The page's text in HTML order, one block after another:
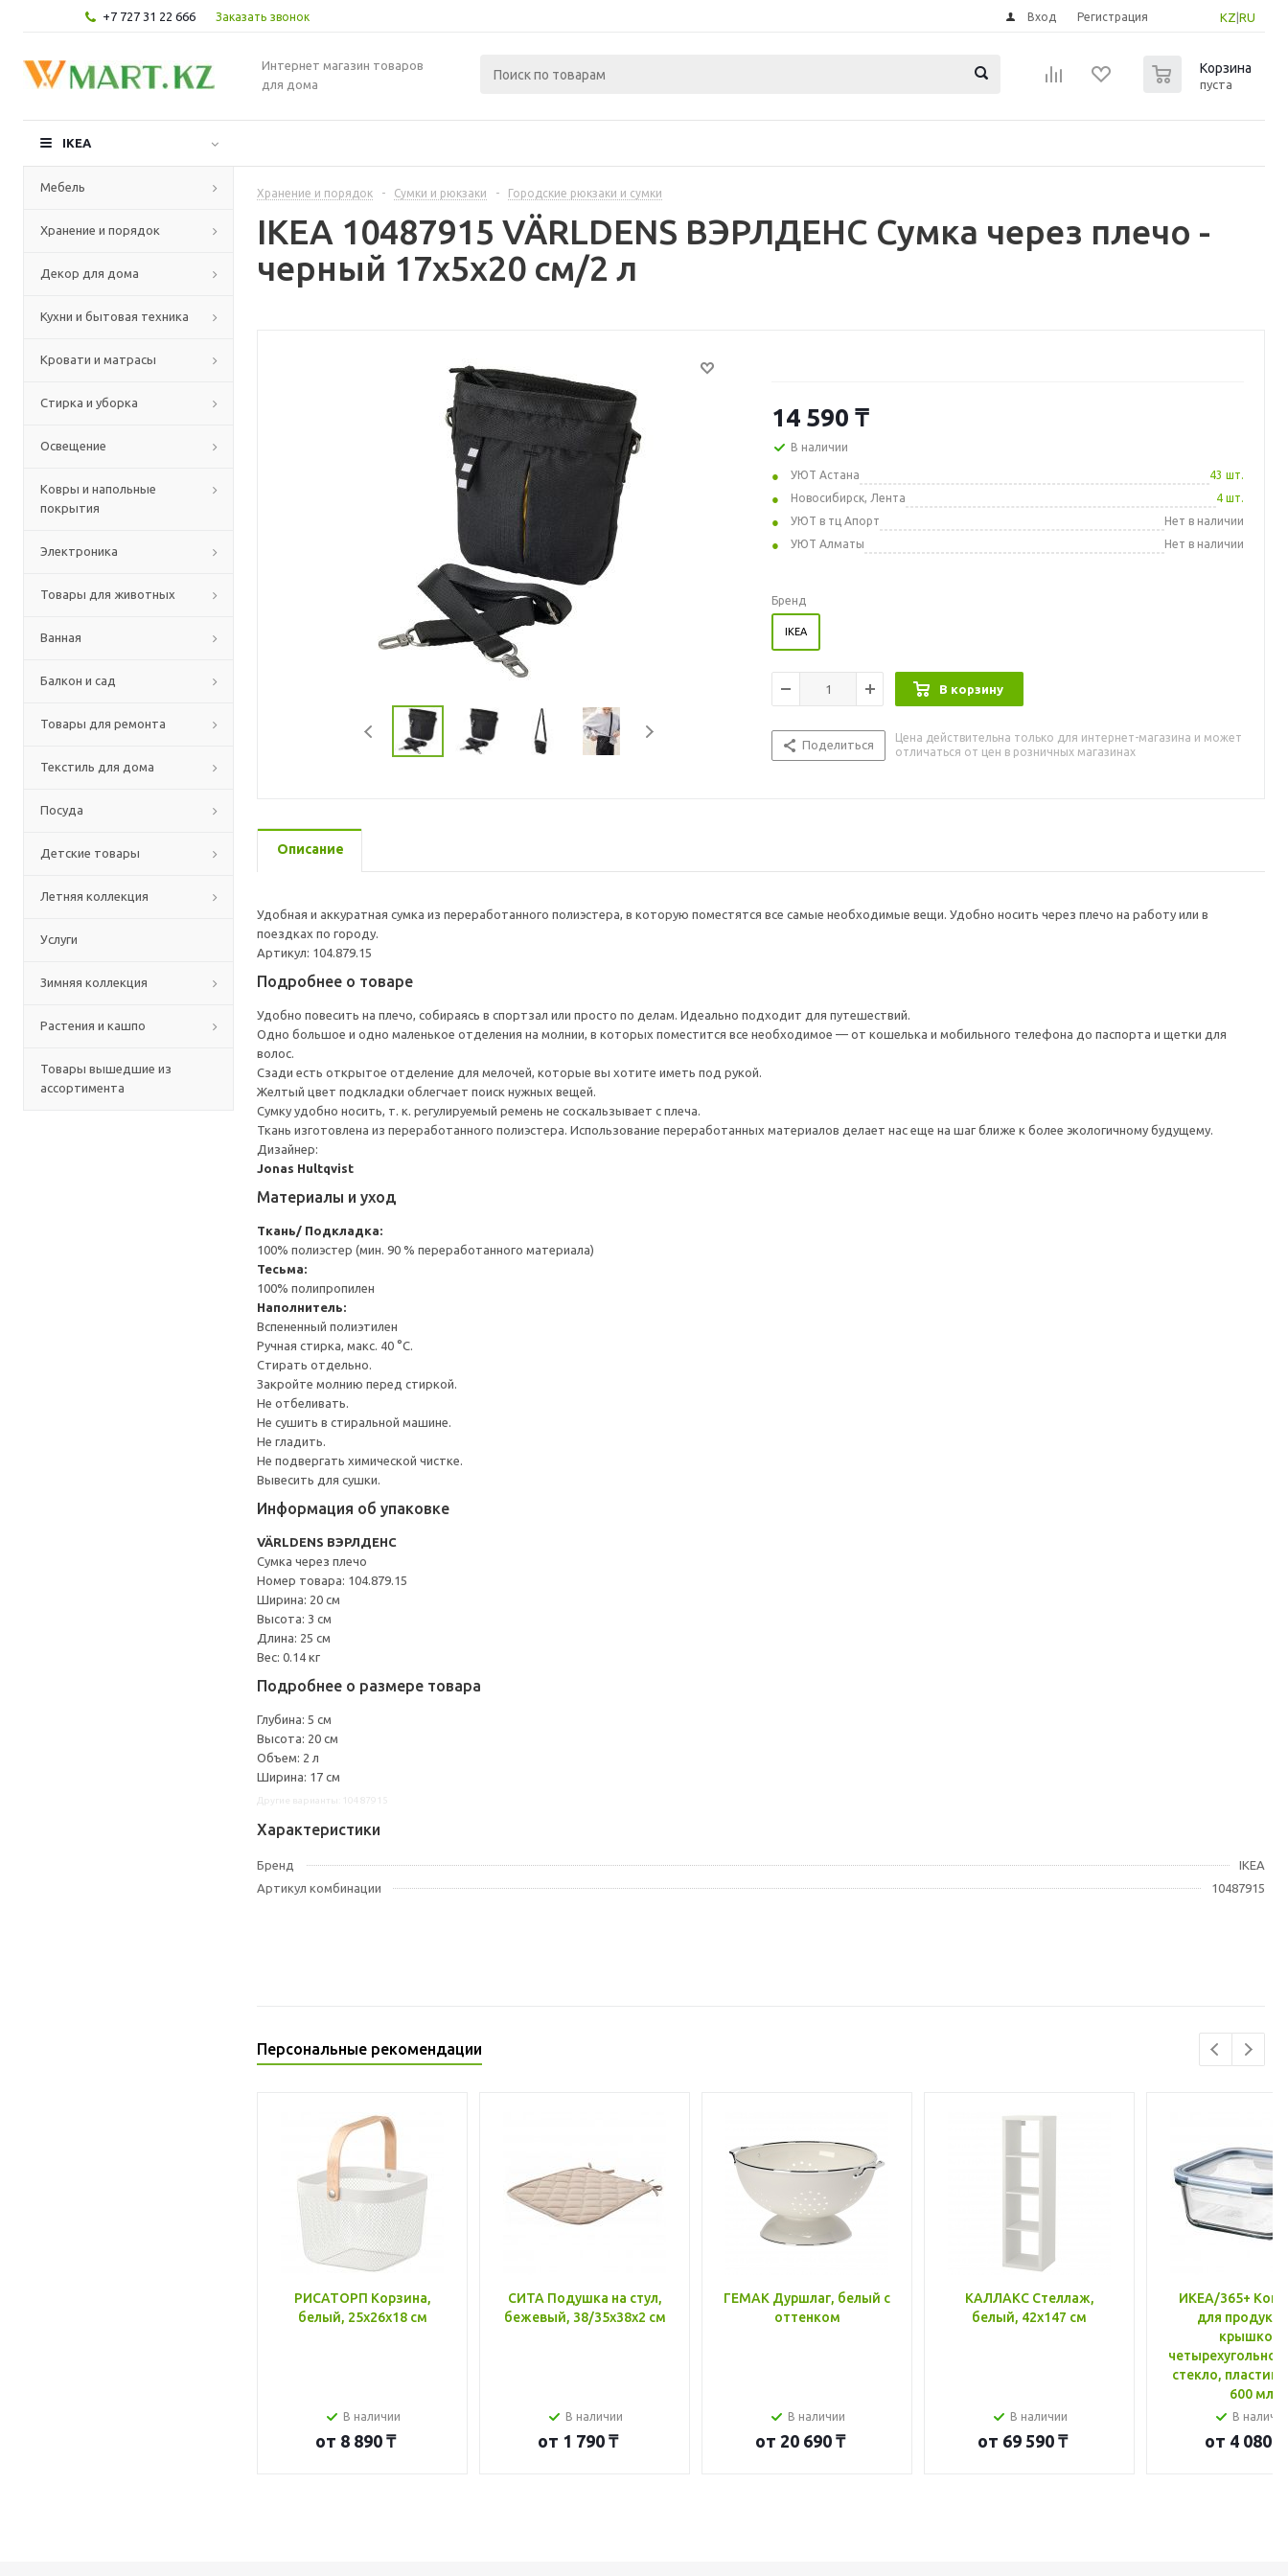
+7 727 31 22 666 Заказать звонок KZ RU
Вход Регистрация
Интернет магазин товаров
для дома
Корзина
пуста
IKEA
Мебель
Хранение и порядок
Декор для дома
Кухни и бытовая техника
Кровати и матрасы
Стирка и уборка
Освещение
Ковры и напольные
покрытия
Электроника
Товары для животных
Ванная
Балкон и сад
Товары для ремонта
Текстиль для дома
Посуда
Детские товары
Летняя коллекция
Услуги
Зимняя коллекция
Растения и кашпо
Товары вышедшие из
ассортимента
Хранение и порядок - Сумки и рюкзаки - Городские рюкзаки и сумки
IKEA 10487915 VÄRLDENS ВЭРЛДЕНС Сумка через плечо -
черный 17x5x20 см/2 л
14 590 ₸
В наличии
УЮТ Астана
43 шт.
Новосибирск, Лента
4 шт.
УЮТ в тц Апорт
Нет в наличии
УЮТ Алматы
Нет в наличии
Бренд
IKEA
В корзину
Поделиться
Цена действительна только для интернет-магазина и может
отличаться от цен в розничных магазинах
Описание
Удобная и аккуратная сумка из переработанного полиэстера, в которую поместятся все самые необходимые вещи. Удобно носить через плечо на работу или в
поездках по городу.
Артикул: 104.879.15
Подробнее о товаре
Удобно повесить на плечо, собираясь в спортзал или просто по делам. Идеально подходит для путешествий.
Одно большое и одно маленькое отделения на молнии, в которых поместится все необходимое — от кошелька и мобильного телефона до паспорта и щетки для
волос.
Сзади есть открытое отделение для мелочей, которые вы хотите иметь под рукой.
Желтый цвет подкладки облегчает поиск нужных вещей.
Сумку удобно носить, т. к. регулируемый ремень не соскальзывает с плеча.
Ткань изготовлена из переработанного полиэстера. Использование переработанных материалов делает нас еще на шаг ближе к более экологичному будущему.
Дизайнер:
Jonas Hultqvist
Материалы и уход
Ткань/ Подкладка:
100% полиэстер (мин. 90 % переработанного материала)
Тесьма:
100% полипропилен
Наполнитель:
Вспененный полиэтилен
Ручная стирка, макс. 40 °C.
Стирать отдельно.
Закройте молнию перед стиркой.
Не отбеливать.
Не сушить в стиральной машине.
Не гладить.
Не подвергать химической чистке.
Вывесить для сушки.
Информация об упаковке
VÄRLDENS ВЭРЛДЕНС
Сумка через плечо
Номер товара: 104.879.15
Ширина: 20 см
Высота: 3 см
Длина: 25 см
Вес: 0.14 кг
Подробнее о размере товара
Глубина: 5 см
Высота: 20 см
Объем: 2 л
Ширина: 17 см
Характеристики
Бренд
IKEA
Артикул комбинации
10487915
Персональные рекомендации
РИСАТОРП Корзина,
белый, 25x26x18 см
В наличии
от 8 890 ₸
СИТА Подушка на стул,
бежевый, 38/35x38x2 см
В наличии
от 1 790 ₸
ГЕМАК Дуршлаг, белый с
оттенком
В наличии
от 20 690 ₸
КАЛЛАКС Стеллаж,
белый, 42x147 см
В наличии
от 69 590 ₸
ИКЕА/365+
для
крышкой,
стекло, пластик
600 мл
В
от 4 080 ₸